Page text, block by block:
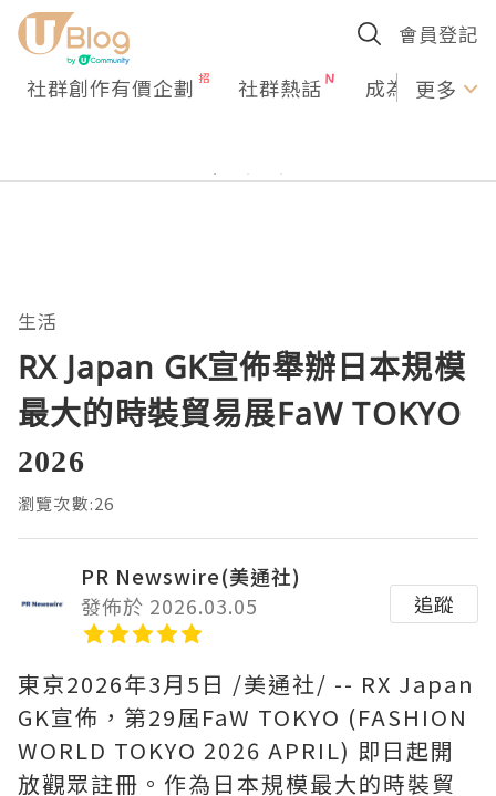
會員登記
社群創作有價企劃 社群熱話 成為U更多
生活
RX Japan GK宣佈舉辦日本規模
最大的時裝貿易展FaW TOKYO
2026
瀏覽次數:26
PR Newswire(美通社)
發佈於 2026.03.05
追蹤
東京2026年3月5日 /美通社/ -- RX Japan
GK宣佈，第29屆FaW TOKYO (FASHION
WORLD TOKYO 2026 APRIL) 即日起開
放觀眾註冊。作為日本規模最大的時裝貿